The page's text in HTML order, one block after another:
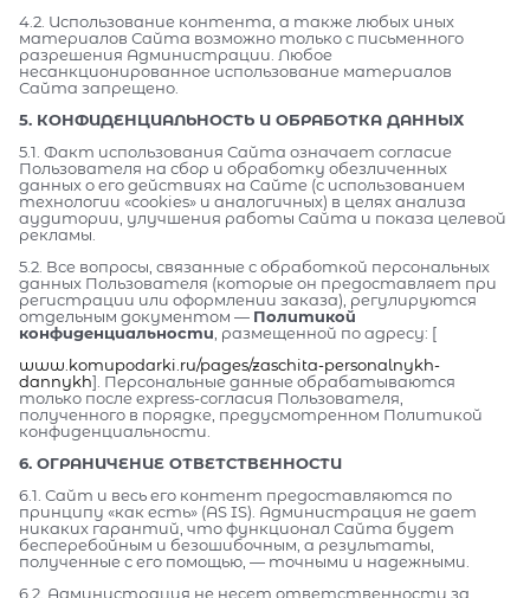
4.2. Использование контента, а также любых иных
материалов Сайта возможно только с письменного
разрешения Администрации. Любое
несанкционированное использование материалов
Сайта запрещено.
5. КОНФИДЕНЦИАЛЬНОСТЬ И ОБРАБОТКА ДАННЫХ
5.1. Факт использования Сайта означает согласие
Пользователя на сбор и обработку обезличенных
данных о его действиях на Сайте (с использованием
технологии «cookies» и аналогичных) в целях анализа
аудитории, улучшения работы Сайта и показа целевой
рекламы.
5.2. Все вопросы, связанные с обработкой персональных
данных Пользователя (которые он предоставляет при
регистрации или оформлении заказа), регулируются
отдельным документом — Политикой
конфиденциальности , размещенной по адресу: [
www.komupodarki.ru/pages/zaschita-personalnykh-
dannykh]. Персональные данные обрабатываются
только после express-согласия Пользователя,
полученного в порядке, предусмотренном Политикой
конфиденциальности.
6. ОГРАНИЧЕНИЕ ОТВЕТСТВЕННОСТИ
6.1. Сайт и весь его контент предоставляются по
принципу «как есть» (AS IS). Администрация не дает
никаких гарантий, что функционал Сайта будет
бесперебойным и безошибочным, а результаты,
полученные с его помощью, — точными и надежными.
6.2. Администрация не несет ответственности за